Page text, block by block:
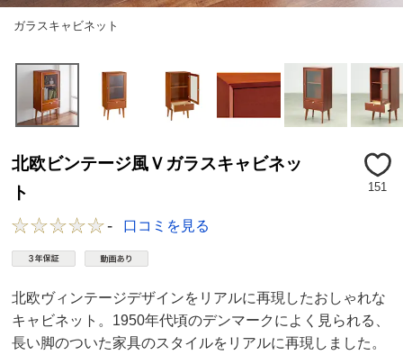
ガラスキャビネット
北欧ビンテージ風Ｖガラスキャビネッ
ト
151
- 口コミを見る
北欧ヴィンテージデザインをリアルに再現したおしゃれな
キャビネット。1950年代頃のデンマークによく見られる、
長い脚のついた家具のスタイルをリアルに再現しました。